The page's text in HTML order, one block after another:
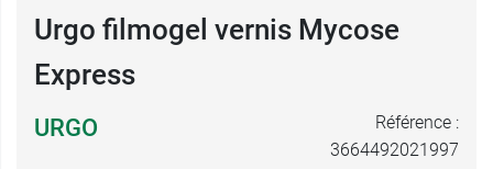
Urgo filmogel vernis Mycose
Express
URGO
Référence :
3664492021997